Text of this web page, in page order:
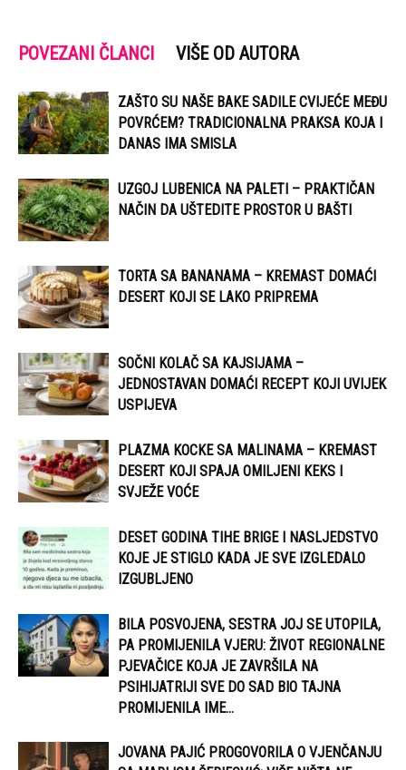
POVEZANI ČLANCI VIŠE OD AUTORA
ZAŠTO SU NAŠE BAKE SADILE CVIJEĆE MEĐU
POVRĆEM? TRADICIONALNA PRAKSA KOJA I
DANAS IMA SMISLA
UZGOJ LUBENICA NA PALETI – PRAKTIČAN
NAČIN DA UŠTEDITE PROSTOR U BAŠTI
TORTA SA BANANAMA – KREMAST DOMAĆI
DESERT KOJI SE LAKO PRIPREMA
SOČNI KOLAČ SA KAJSIJAMA –
JEDNOSTAVAN DOMAĆI RECEPT KOJI UVIJEK
USPIJEVA
PLAZMA KOCKE SA MALINAMA – KREMAST
DESERT KOJI SPAJA OMILJENI KEKS I
SVJEŽE VOĆE
DESET GODINA TIHE BRIGE I NASLJEDSTVO
KOJE JE STIGLO KADA JE SVE IZGLEDALO
IZGUBLJENO
BILA POSVOJENA, SESTRA JOJ SE UTOPILA,
PA PROMIJENILA VJERU: ŽIVOT REGIONALNE
PJEVAČICE KOJA JE ZAVRŠILA NA
PSIHIJATRIJI SVE DO SAD BIO TAJNA
PROMIJENILA IME...
JOVANA PAJIĆ PROGOVORILA O VJENČANJU